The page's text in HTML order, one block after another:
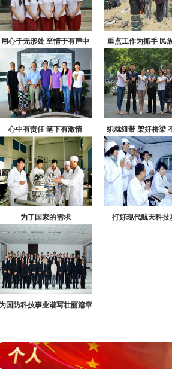
用心于无形处 至情于有声中
重点工作为抓手 民
发展
心中有责任 笔下有激情
织就纽带 架好桥梁
卓越的服务型
为了国家的需求 打好现代航天科技
为国防科技事业谱写壮丽篇章